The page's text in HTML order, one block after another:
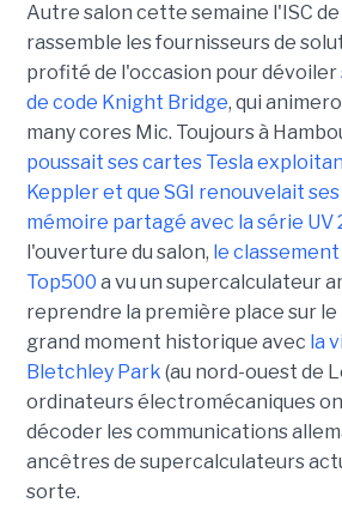
Autre salon cette semaine l'ISC
rassemble les fournisseurs de
profité de l'occasion pour dévoiler
de code Knight Bridge, qui
many cores Mic. Toujours à
poussait ses cartes Tesla
Keppler et que SGI renouvelait
mémoire partagé avec la série UV
l'ouverture du salon, le
Top500 a vu un supercalculateur
reprendre la première place sur le
grand moment historique avec la
Bletchley Park (au nord-ouest de
ordinateurs électromécaniques
décoder les communications
ancêtres de supercalculateurs
sorte.